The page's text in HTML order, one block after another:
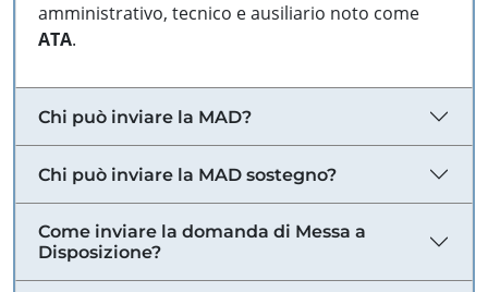
amministrativo, tecnico e ausiliario noto come
ATA.
Chi può inviare la MAD?
Chi può inviare la MAD sostegno?
Come inviare la domanda di Messa a
Disposizione?